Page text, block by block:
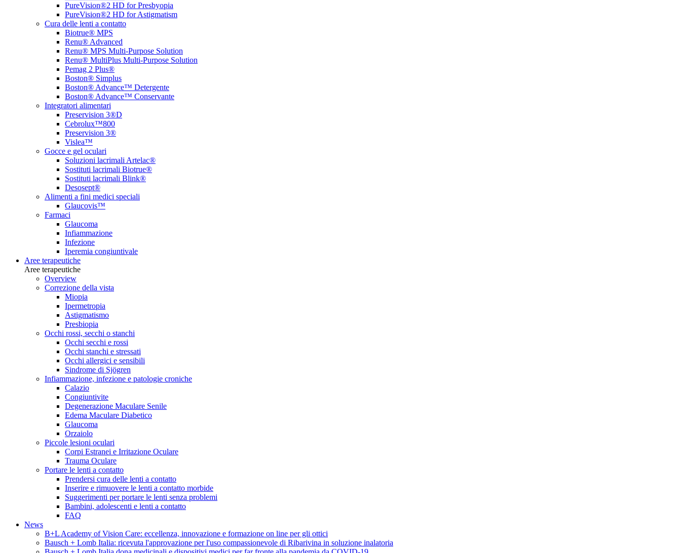
PureVision®2 HD for Presbyopia
PureVision®2 HD for Astigmatism
Cura delle lenti a contatto
Biotrue® MPS
Renu® Advanced
Renu® MPS Multi-Purpose Solution
Renu® MultiPlus Multi-Purpose Solution
Pemag 2 Plus®
Boston® Simplus
Boston® Advance™ Detergente
Boston® Advance™ Conservante
Integratori alimentari
Preservision 3®D
Cebrolux™800
Preservision 3®
Vislea™
Gocce e gel oculari
Soluzioni lacrimali Artelac®
Sostituti lacrimali Biotrue®
Sostituti lacrimali Blink®
Desosept®
Alimenti a fini medici speciali
Glaucovis™
Farmaci
Glaucoma
Infiammazione
Infezione
Iperemia congiuntivale
Aree terapeutiche
Aree terapeutiche
Overview
Correzione della vista
Miopia
Ipermetropia
Astigmatismo
Presbiopia
Occhi rossi, secchi o stanchi
Occhi secchi e rossi
Occhi stanchi e stressati
Occhi allergici e sensibili
Sindrome di Sjögren
Infiammazione, infezione e patologie croniche
Calazio
Congiuntivite
Degenerazione Maculare Senile
Edema Maculare Diabetico
Glaucoma
Orzaiolo
Piccole lesioni oculari
Corpi Estranei e Irritazione Oculare
Trauma Oculare
Portare le lenti a contatto
Prendersi cura delle lenti a contatto
Inserire e rimuovere le lenti a contatto morbide
Suggerimenti per portare le lenti senza problemi
Bambini, adolescenti e lenti a contatto
FAQ
News
B+L Academy of Vision Care: eccellenza, innovazione e formazione on line per gli ottici
Bausch + Lomb Italia: ricevuta l'approvazione per l'uso compassionevole di Ribarivina in soluzione inalatoria